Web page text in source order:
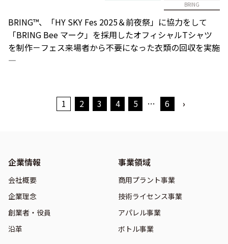
BRING
BRING™、「HY SKY Fes 2025＆前夜祭」に協力をして
「BRING Bee マーク」を採用したオフィシャルTシャツ
を制作－フェス来場者から不要になった衣類の回収を実施
―
1 2 3 4 5 … 6 ›
企業情報
会社概要
企業理念
創業者・役員
沿革
事業領域
商用プラント事業
技術ライセンス事業
アパレル事業
ボトル事業